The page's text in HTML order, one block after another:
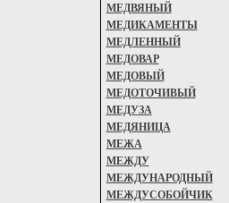
МЕДВЯНЫЙ
МЕДИКАМЕНТЫ
МЕДЛЕННЫЙ
МЕДОВАР
МЕДОВЫЙ
МЕДОТОЧИВЫЙ
МЕДУЗА
МЕДЯНИЦА
МЕЖА
МЕЖДУ
МЕЖДУНАРОДНЫЙ
МЕЖДУСОБОЙЧИК